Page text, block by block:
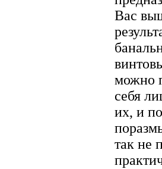
Вас
можно
себя
их, и
так не